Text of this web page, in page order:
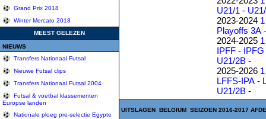
Grand Prix 2018
Winter Mercato 2018
MEEST GELEZEN
NIEUWS
Transfers Nationaal Futsal
Nieuwe Futsal clips
Transfers Nationaal Futsal 2004
Futsal & voetbal klassementen
Europse landen
Nationale ploeg pre-selectie Egypte
U21/1 -
2023-2024 1
Playoffs 3A
2024-2025 1
IPFF - IPFG
U21/2B -
2025-2026 1
LFFS-IPA -
U21/2B -
UITSLAGEN BELGIUM SEIZOEN 2016-2017